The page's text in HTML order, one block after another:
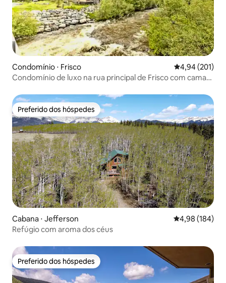
Condomínio ⋅ Frisco 4,94 de uma
4,94 (201)
Condomínio de luxo na rua principal de Frisco com cama
Preferido dos hóspedes
Preferido dos hóspedes
Cabana ⋅ Jefferson 4,98 de uma
4,98 (184)
Refúgio com aroma dos céus
Preferido dos hóspedes
Preferido dos hóspedes